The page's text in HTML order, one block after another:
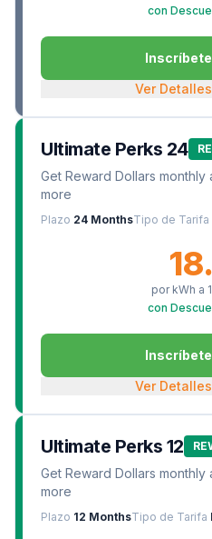
con
Ver
Ultimate Perks 24
Get Reward Dollars monthly
more
Plazo 24 MonthsTipo de Tarifa
por kWh a
con
Ver
Ultimate Perks 12
Get Reward Dollars monthly
more
Plazo 12 MonthsTipo de Tarifa